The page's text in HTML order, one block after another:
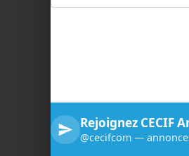
Rejoignez CECIF
@cecifcom —